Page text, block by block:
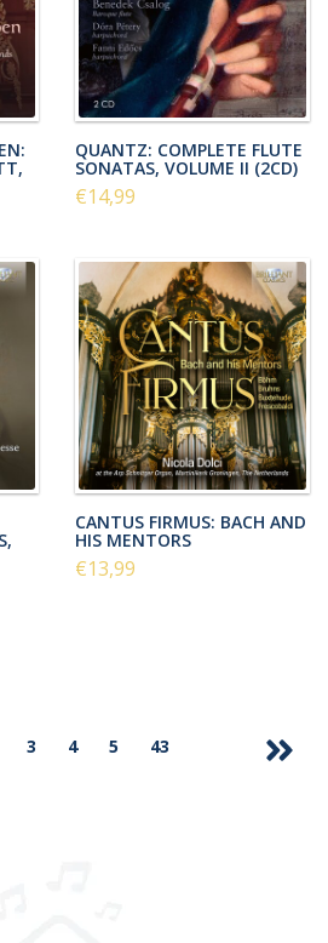
QUANTZ: COMPLETE FLUTE
SONATAS, VOLUME II (2CD)
€14,99
CANTUS FIRMUS: BACH AND
HIS MENTORS
€13,99
3 4 5 43